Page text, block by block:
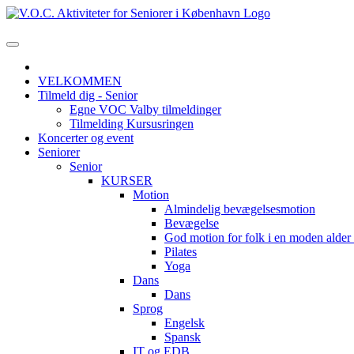
VELKOMMEN
Tilmeld dig - Senior
Egne VOC Valby tilmeldinger
Tilmelding Kursusringen
Koncerter og event
Seniorer
Senior
KURSER
Motion
Almindelig bevægelsesmotion
Bevægelse
God motion for folk i en moden
Pilates
Yoga
Dans
Dans
Sprog
Engelsk
Spansk
IT og EDB